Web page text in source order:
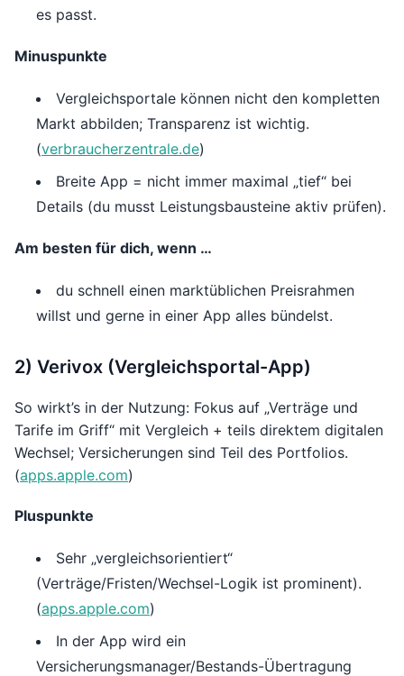
es passt.
Minuspunkte
Vergleichsportale können nicht den kompletten
Markt abbilden; Transparenz ist wichtig.
(verbraucherzentrale.de)
Breite App = nicht immer maximal „tief“ bei
Details (du musst Leistungsbausteine aktiv prüfen).
Am besten für dich, wenn …
du schnell einen marktüblichen Preisrahmen
willst und gerne in einer App alles bündelst.
2) Verivox (Vergleichsportal-App)
So wirkt’s in der Nutzung: Fokus auf „Verträge und
Tarife im Griff“ mit Vergleich + teils direktem digitalen
Wechsel; Versicherungen sind Teil des Portfolios.
(apps.apple.com)
Pluspunkte
Sehr „vergleichsorientiert“
(Verträge/Fristen/Wechsel-Logik ist prominent).
(apps.apple.com)
In der App wird ein
Versicherungsmanager/Bestands-Übertragung